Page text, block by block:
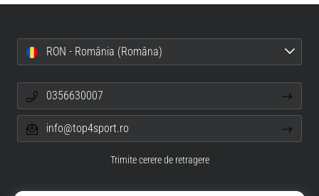
RON - România (Româna)
0356630007
info@top4sport.ro
Trimite cerere de retragere